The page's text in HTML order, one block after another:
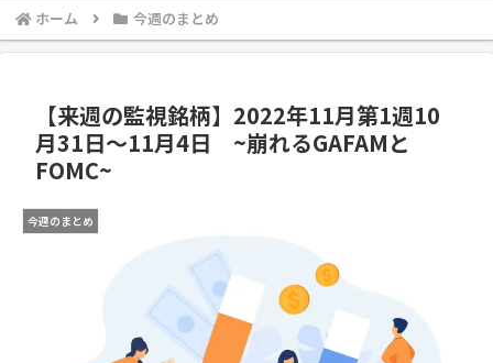
ホーム 今週のまとめ
【来週の監視銘柄】2022年11月第1週10
月31日～11月4日 ~崩れるGAFAMと
FOMC~
今週のまとめ